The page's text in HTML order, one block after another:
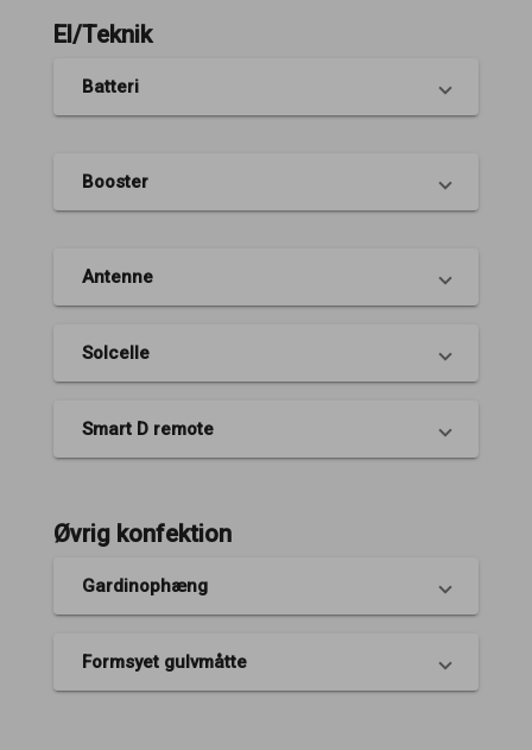
El/Teknik
Batteri
Booster
Antenne
Solcelle
Smart D remote
Øvrig konfektion
Gardinophæng
Formsyet gulvmåtte